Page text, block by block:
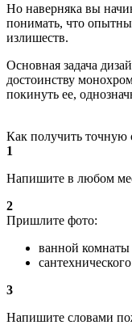
Но наверняка вы
понимать, что
излишеств.
Основная задача
достоинству
покинуть ее,
Как получить точную
1
Напишите в любом
2
Пришлите фото:
ванной комнаты
3
Напишите словами